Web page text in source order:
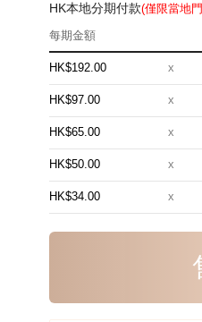
HK本地分期付款(僅限當地
每期金額
HK$192.00 x
HK$97.00 x
HK$65.00 x
HK$50.00 x
HK$34.00 x